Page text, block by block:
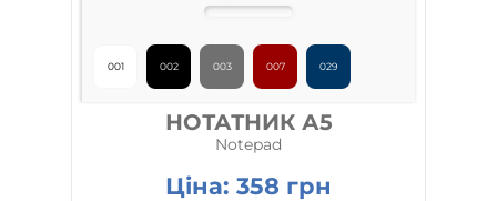
001 002 003 007 029
НОТАТНИК А5
Notepad
Ціна: 358 грн